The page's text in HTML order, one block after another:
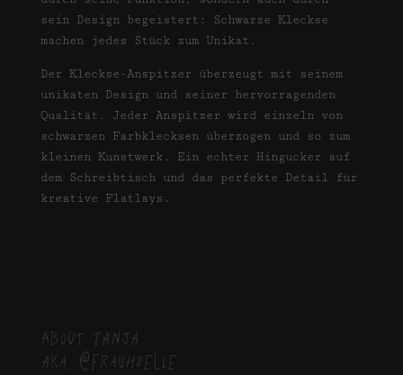
sein Design begeistert: Schwarze Kleckse
machen jedes Stück zum Unikat.
Der Kleckse-Anspitzer überzeugt mit seinem
unikaten Design und seiner hervorragenden
Qualität. Jeder Anspitzer wird einzeln von
schwarzen Farbklecksen überzogen und so zum
kleinen Kunstwerk. Ein echter Hingucker auf
dem Schreibtisch und das perfekte Detail für
kreative Flatlays.
ABOUT TANJA
aka. @frauhoelle